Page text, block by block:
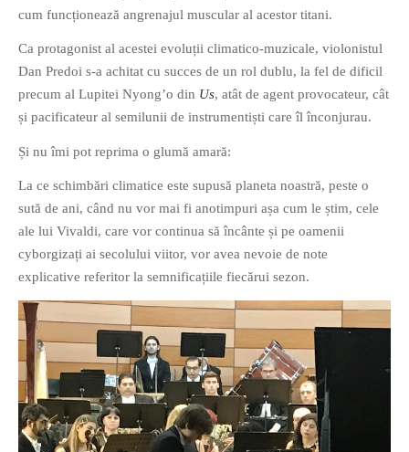
PAGINI
Clasicul „Despre mine…”
Contact
Descarca povestirea Floare
Albastra!
Download 101 Movie
Acrostics!
PRIETENI APROPIATI
Victor Sosea – Designer
PRIETENI DIN AFARA BRESLEI
GloryBox.ro
cum funcționează angrenajul muscular al acestor titani.
Ca protagonist al acestei evoluții climatico-muzicale, violonistul
Dan Predoi s-a achitat cu succes de un rol dublu, la fel de dificil
precum al Lupitei Nyong’o din Us, atât de agent provocateur, cât
și pacificateur al semilunii de instrumentiști care îl înconjurau.
Și nu îmi pot reprima o glumă amară:
La ce schimbări climatice este supusă planeta noastră, peste o
sută de ani, când nu vor mai fi anotimpuri așa cum le știm, cele
ale lui Vivaldi, care vor continua să încânte și pe oamenii
cyborgizați ai secolului viitor, vor avea nevoie de note
explicative referitor la semnificațiile fiecărui sezon.